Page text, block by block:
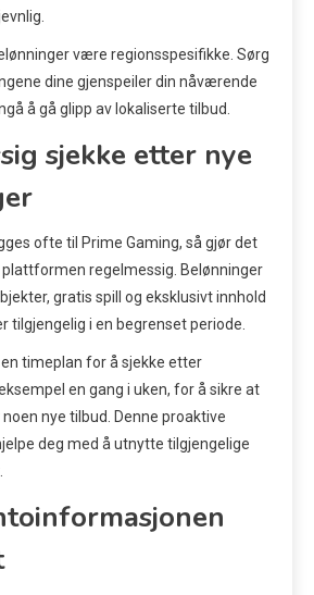
være regionsspesifikke. Sørg
dine gjenspeiler din nåværende
å gå glipp av lokaliserte tilbud.
sjekke etter nye
ofte til Prime Gaming, så gjør det
plattformen regelmessig. Belønninger
gratis spill og eksklusivt innhold
tilgjengelig i en begrenset periode.
timeplan for å sjekke etter
en gang i uken, for å sikre at
nye tilbud. Denne proaktive
deg med å utnytte tilgjengelige